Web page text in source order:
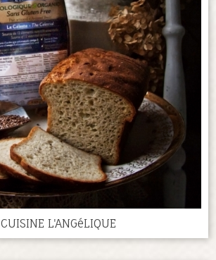
CUISINE L'ANGéLIQUE